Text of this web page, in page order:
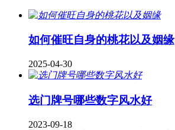
如何催旺自身的桃花以及姻缘
2025-04-30
​选门牌号哪些数字风水好
2023-09-18